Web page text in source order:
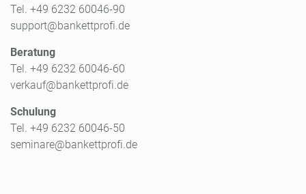
Tel. +49 6232 60046-90
support@bankettprofi.de
Beratung
Tel. +49 6232 60046-60
verkauf@bankettprofi.de
Schulung
Tel. +49 6232 60046-50
seminare@bankettprofi.de